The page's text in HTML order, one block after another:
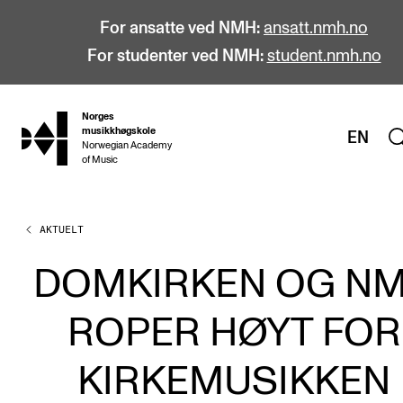
For ansatte ved NMH: ansatt.nmh.no
For studenter ved NMH: student.nmh.no
hjem
Norges
musikkhøgskole
Norwegian Academy
of Music
EN
STUDIER
Alle studier
Bachelor
Doktorgrad
Årsstudium og videreutdanning
AKTUELT
DOMKIRKEN OG
ROPER HØYT FOR
KIRKEMUSIKKEN